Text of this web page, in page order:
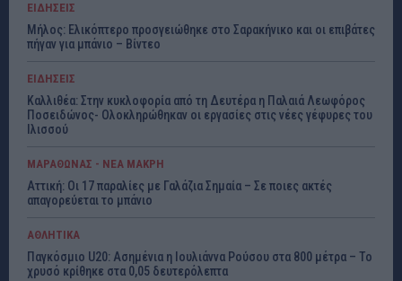
ΕΙΔΗΣΕΙΣ
Μήλος: Ελικόπτερο προσγειώθηκε στο Σαρακήνικο και οι επιβάτες
πήγαν για μπάνιο – Βίντεο
ΕΙΔΗΣΕΙΣ
Καλλιθέα: Στην κυκλοφορία από τη Δευτέρα η Παλαιά Λεωφόρος
Ποσειδώνος- Ολοκληρώθηκαν οι εργασίες στις νέες γέφυρες του
Ιλισσού
ΜΑΡΑΘΩΝΑΣ - ΝΕΑ ΜΑΚΡΗ
Αττική: Οι 17 παραλίες με Γαλάζια Σημαία – Σε ποιες ακτές
απαγορεύεται το μπάνιο
ΑΘΛΗΤΙΚΑ
Παγκόσμιο U20: Ασημένια η Ιουλιάννα Ρούσου στα 800 μέτρα – Το
χρυσό κρίθηκε στα 0,05 δευτερόλεπτα